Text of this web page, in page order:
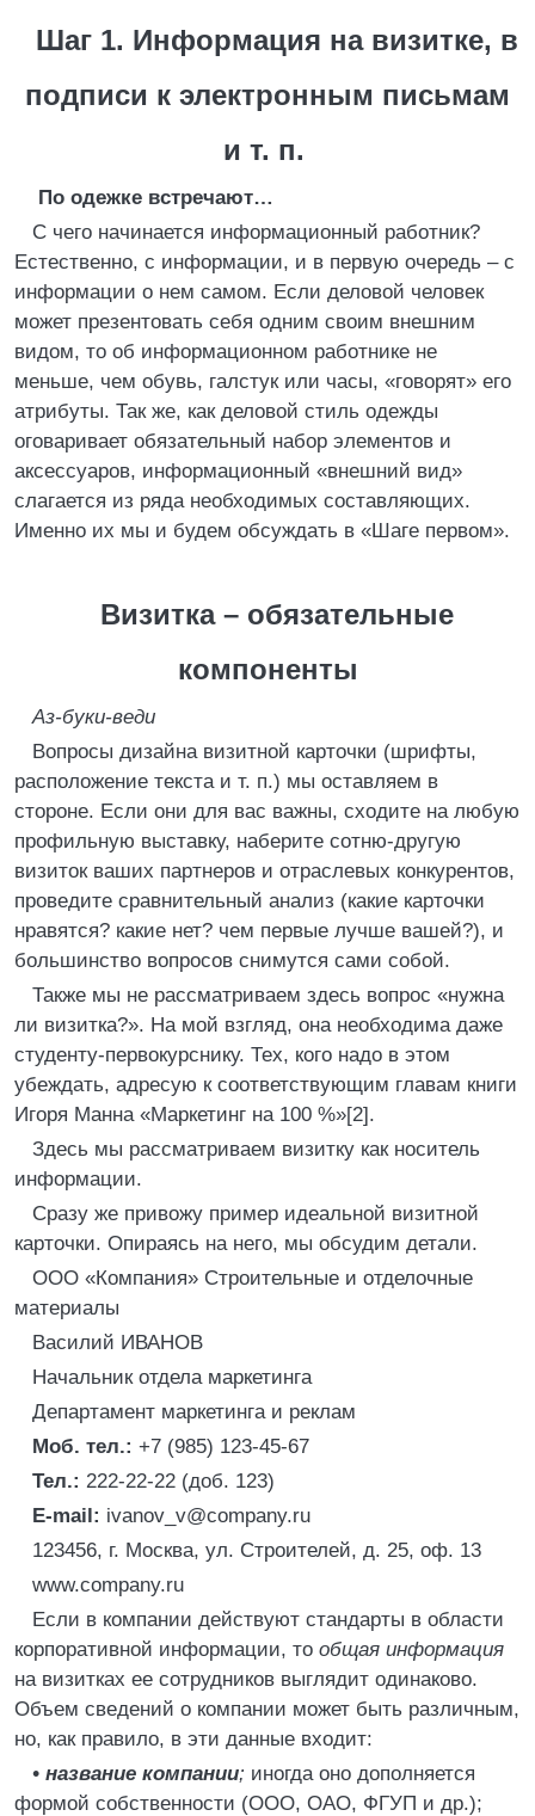
Шаг 1. Информация на визитке, в
подписи к электронным письмам
и т. п.
По одежке встречают…
С чего начинается информационный работник?
Естественно, с информации, и в первую очередь – с
информации о нем самом. Если деловой человек
может презентовать себя одним своим внешним
видом, то об информационном работнике не
меньше, чем обувь, галстук или часы, «говорят» его
атрибуты. Так же, как деловой стиль одежды
оговаривает обязательный набор элементов и
аксессуаров, информационный «внешний вид»
слагается из ряда необходимых составляющих.
Именно их мы и будем обсуждать в «Шаге первом».
Визитка – обязательные
компоненты
Аз-буки-веди
Вопросы дизайна визитной карточки (шрифты,
расположение текста и т. п.) мы оставляем в
стороне. Если они для вас важны, сходите на любую
профильную выставку, наберите сотню-другую
визиток ваших партнеров и отраслевых конкурентов,
проведите сравнительный анализ (какие карточки
нравятся? какие нет? чем первые лучше вашей?), и
большинство вопросов снимутся сами собой.
Также мы не рассматриваем здесь вопрос «нужна
ли визитка?». На мой взгляд, она необходима даже
студенту-первокурснику. Тех, кого надо в этом
убеждать, адресую к соответствующим главам книги
Игоря Манна «Маркетинг на 100 %»[2].
Здесь мы рассматриваем визитку как носитель
информации.
Сразу же привожу пример идеальной визитной
карточки. Опираясь на него, мы обсудим детали.
ООО «Компания» Строительные и отделочные
материалы
Василий ИВАНОВ
Начальник отдела маркетинга
Департамент маркетинга и реклам
Моб. тел.: +7 (985) 123-45-67
Тел.: 222-22-22 (доб. 123)
E-mail: ivanov_v@company.ru
123456, г. Москва, ул. Строителей, д. 25, оф. 13
www.company.ru
Если в компании действуют стандарты в области
корпоративной информации, то общая информация
на визитках ее сотрудников выглядит одинаково.
Объем сведений о компании может быть различным,
но, как правило, в эти данные входит:
• название компании; иногда оно дополняется
формой собственности (ООО, ОАО, ФГУП и др.);